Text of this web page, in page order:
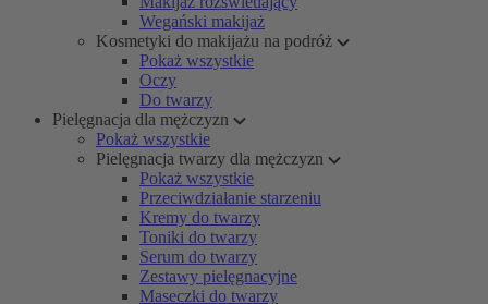
Wegański makijaż
Kosmetyki do makijażu na podróż
Pokaż wszystkie
Oczy
Do twarzy
Pielęgnacja dla mężczyzn
Pokaż wszystkie
Pielęgnacja twarzy dla mężczyzn
Pokaż wszystkie
Przeciwdziałanie starzeniu
Kremy do twarzy
Toniki do twarzy
Serum do twarzy
Zestawy pielęgnacyjne
Maseczki do twarzy